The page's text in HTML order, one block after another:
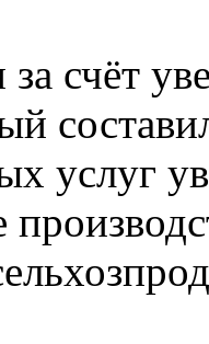
за счёт
услуг